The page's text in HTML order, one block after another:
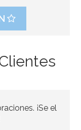
¡Se el